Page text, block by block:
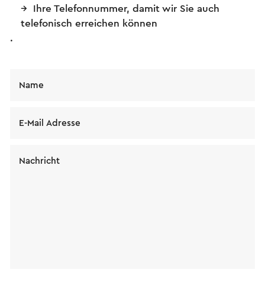
Ihre Telefonnummer, damit wir Sie auch
telefonisch erreichen können
.
Name
E-Mail Adresse
Nachricht